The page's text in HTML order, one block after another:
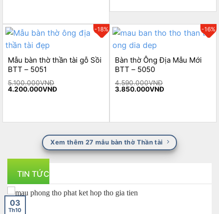
-18%
Mẫu bàn thờ thần tài gỗ Sồi
BTT – 5051
5.100.000VNĐ
Original
4.200.000VNĐCurrent
-16%
Bàn thờ Ông Địa Mẫu Mới
BTT – 5050
4.590.000VNĐ
Original
3.850.000VNĐCurrent
Xem thêm 27 mẫu bàn thờ Thần tài
TIN TỨC
03
Th10